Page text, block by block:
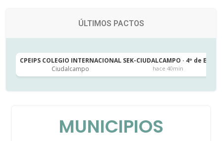
ÚLTIMOS PACTOS
CPEIPS COLEGIO INTERNACIONAL SEK-CIUDALCAMPO · 4º de ESO
Ciudalcampo
hace 40min
MUNICIPIOS